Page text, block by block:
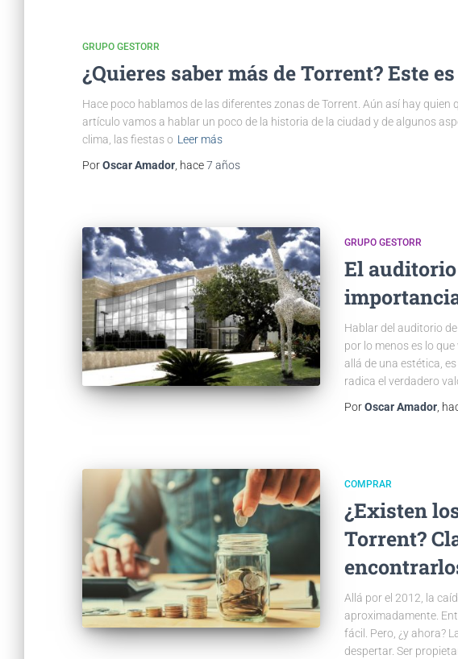
GRUPO GESTORR
¿Quieres saber más de Torrent? Este
Hace poco hablamos de las diferentes zonas de Torrent. Aún así hay quien
artículo vamos a hablar un poco de la historia de la ciudad y de algunos
clima, las fiestas o Leer más
PorOscar Amador , hace7 años
GRUPO GESTORR
El
Hablar del auditorio
por lo menos es lo
allá de una estética,
radica el verdadero
PorOscar Amador ,
COMPRAR
¿Existen
Torrent?
Allá por el 2012, la
aproximadamente.
fácil. Pero, ¿y ahora?
despertar. Ser